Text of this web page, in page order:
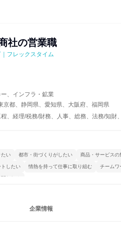
社の営業職
フレックスタイム
、インフラ・鉱業
京都、静岡県、愛知県、大阪府、福岡県
、経理/税務/財務、人事、総務、法務/知
い 都市・街づくりがしたい 商品・サービスの
トしたい 情熱を持って仕事に取り組む チームワ
われる
企業情報